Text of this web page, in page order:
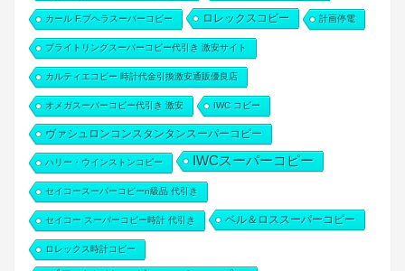
カール F.ブヘラスーパーコピー ロレックスコピー 計画停電
ブライトリングスーパーコピー代引き 激安サイト
カルティエコピー 時計代金引換激安通販優良店
オメガスーパーコピー代引き 激安 IWC コピー
ヴァシュロンコンスタンタンスーパーコピー
ハリー・ウインストンコピー IWCスーパーコピー
セイコースーパーコピーn級品 代引き
セイコー スーパーコピー時計 代引き ベル＆ロススーパーコピー
ロレックス時計コピー